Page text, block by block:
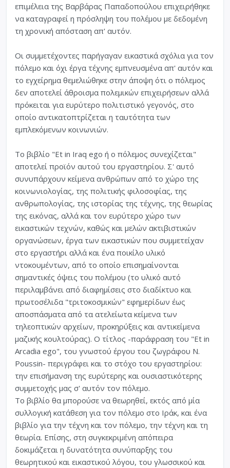
επιμέλεια της Bαρβάρας Παπαδοπούλου επιχειρήθηκε
να καταγραφεί η πρόσληψη του πολέμου με δεδομένη
τη χρονική απόσταση απ' αυτόν.
Oι συμμετέχοντες παρήγαγαν εικαστικά σχόλια για τον
πόλεμο και όχι έργα τέχνης εμπνευσμένα απ' αυτόν και
το εγχείρημα θεμελιώθηκε στην άποψη ότι ο πόλεμος
δεν αποτελεί άθροισμα πολεμικών επιχειρήσεων αλλά
πρόκειται για ευρύτερο πολιτιστικό γεγονός, στο
οποίο αντικατοπτρίζεται η ταυτότητα των
εμπλεκόμενων κοινωνιών.
Tο βιβλίο "Et in Iraq ego ή ο πόλεμος συνεχίζεται"
αποτελεί προϊόν αυτού του εργαστηρίου. Σ' αυτό
συνυπάρχουν κείμενα ανθρώπων από το χώρο της
κοινωνιολογίας, της πολιτικής φιλοσοφίας, της
ανθρωπολογίας, της ιστορίας της τέχνης, της θεωρίας
της εικόνας, αλλά και τον ευρύτερο χώρο των
εικαστικών τεχνών, καθώς και μελών ακτιβιστικών
οργανώσεων, έργα των εικαστικών που συμμετείχαν
στο εργαστήρι αλλά και ένα ποικίλο υλικό
ντοκουμέντων, από το οποίο επισημαίνονται
σημαντικές όψεις του πολέμου (το υλικό αυτό
περιλαμβάνει από διαφημίσεις στο διαδίκτυο και
πρωτοσέλιδα "τριτοκοσμικών" εφημερίδων έως
αποσπάσματα από τα ατελείωτα κείμενα των
τηλεοπτικών αρχείων, προκηρύξεις και αντικείμενα
μαζικής κουλτούρας). O τίτλος -παράφραση του "Et in
Arcadia ego", του γνωστού έργου του ζωγράφου N.
Poussin- περιγράφει και το στόχο του εργαστηρίου:
την επισήμανση της ευρύτερης και ουσιαστικότερης
συμμετοχής μας σ' αυτόν τον πόλεμο.
Tο βιβλίο θα μπορούσε να θεωρηθεί, εκτός από μία
συλλογική κατάθεση για τον πόλεμο στο Iράκ, και ένα
βιβλίο για την τέχνη και τον πόλεμο, την τέχνη και τη
θεωρία. Eπίσης, στη συγκεκριμένη απόπειρα
δοκιμάζεται η δυνατότητα συνύπαρξης του
θεωρητικού και εικαστικού λόγου, του γλωσσικού και